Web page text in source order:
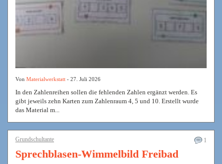
Von Materialwerkstatt - 27. Juli 2026
In den Zahlenreihen sollen die fehlenden Zahlen ergänzt werden. Es
gibt jeweils zehn Karten zum Zahlenraum 4, 5 und 10. Erstellt wurde
das Material m...
1
Grundschultante
Sprechblasen-Wimmelbild Freibad